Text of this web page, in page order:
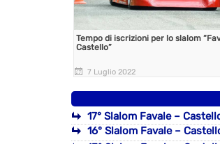
Tempo di iscrizioni per lo slalom
Castello”
7 Luglio 2022
17° Slalom Favale –
16° Slalom Favale –